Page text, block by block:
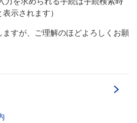
示されます）
ますが、ご理解のほどよろしくお願